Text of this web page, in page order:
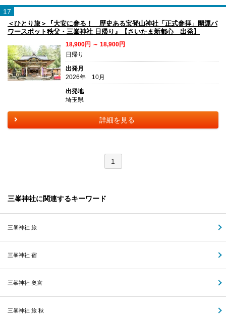
17
＜ひとり旅＞『大安に参る！ 歴史ある宝登山神社「正式参拝」開運パ
ワースポット秩父・三峯神社 日帰り』【さいたま新都心 出発】
18,900円 ～ 18,900円
日帰り
出発月
2026年 10月
出発地
埼玉県
詳細を見る
1
三峯神社に関連するキーワード
三峯神社 旅
三峯神社 宿
三峯神社 奥宮
三峯神社 旅 秋